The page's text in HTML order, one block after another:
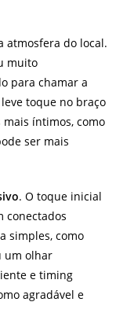
atmosfera do local.
muito
para chamar a
toque no braço
íntimos, como
ser mais
. O toque inicial
conectados
simples, como
um olhar
e timing
agradável e